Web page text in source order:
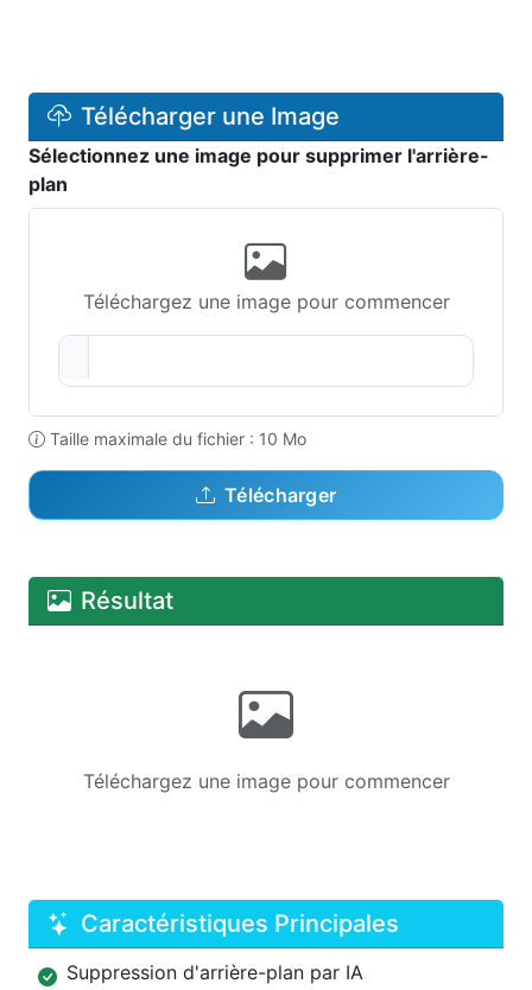
Télécharger une Image
Sélectionnez une image pour supprimer l'arrière-
plan
Téléchargez une image pour commencer
Taille maximale du fichier : 10 Mo
Télécharger
Résultat
Téléchargez une image pour commencer
Caractéristiques Principales
Suppression d'arrière-plan par IA